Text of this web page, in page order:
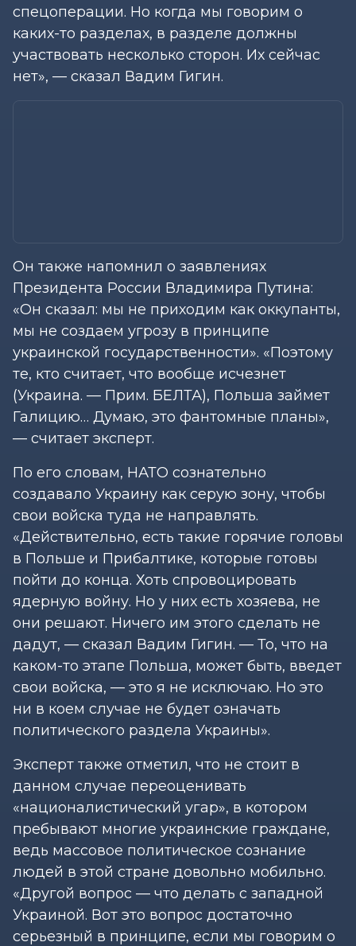
спецоперации. Но когда мы говорим о
каких-то разделах, в разделе должны
участвовать несколько сторон. Их сейчас
нет», — сказал Вадим Гигин.
Он также напомнил о заявлениях
Президента России Владимира Путина:
«Он сказал: мы не приходим как оккупанты,
мы не создаем угрозу в принципе
украинской государственности». «Поэтому
те, кто считает, что вообще исчезнет
(Украина. — Прим. БЕЛТА), Польша займет
Галицию… Думаю, это фантомные планы»,
— считает эксперт.
По его словам, НАТО сознательно
создавало Украину как серую зону, чтобы
свои войска туда не направлять.
«Действительно, есть такие горячие головы
в Польше и Прибалтике, которые готовы
пойти до конца. Хоть спровоцировать
ядерную войну. Но у них есть хозяева, не
они решают. Ничего им этого сделать не
дадут, — сказал Вадим Гигин. — То, что на
каком-то этапе Польша, может быть, введет
свои войска, — это я не исключаю. Но это
ни в коем случае не будет означать
политического раздела Украины».
Эксперт также отметил, что не стоит в
данном случае переоценивать
«националистический угар», в котором
пребывают многие украинские граждане,
ведь массовое политическое сознание
людей в этой стране довольно мобильно.
«Другой вопрос — что делать с западной
Украиной. Вот это вопрос достаточно
серьезный в принципе, если мы говорим о